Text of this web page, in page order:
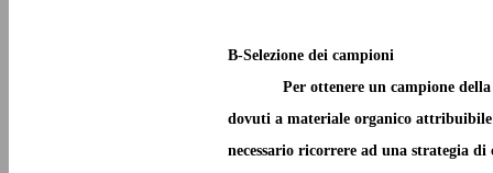
B-Selezione dei campioni
Per ottenere un campione
dovuti a materiale organico attribuibile
necessario ricorrere ad una strategia